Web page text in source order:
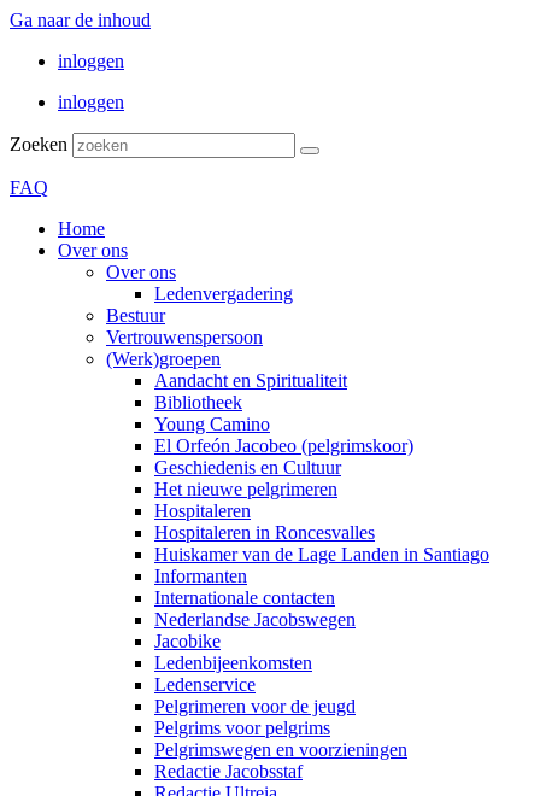
Ga naar de inhoud
inloggen
inloggen
Zoeken
FAQ
Home
Over ons
Over ons
Ledenvergadering
Bestuur
Vertrouwenspersoon
(Werk)groepen
Aandacht en Spiritualiteit
Bibliotheek
Young Camino
El Orfeón Jacobeo (pelgrimskoor)
Geschiedenis en Cultuur
Het nieuwe pelgrimeren
Hospitaleren
Hospitaleren in Roncesvalles
Huiskamer van de Lage Landen in Santiago
Informanten
Internationale contacten
Nederlandse Jacobswegen
Jacobike
Ledenbijeenkomsten
Ledenservice
Pelgrimeren voor de jeugd
Pelgrims voor pelgrims
Pelgrimswegen en voorzieningen
Redactie Jacobsstaf